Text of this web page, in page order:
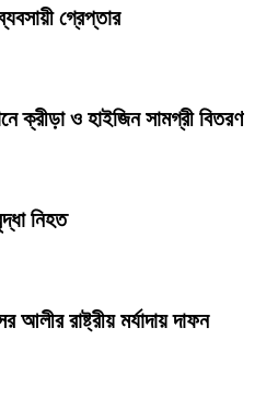
গ্রেপ্তার
ক্রীড়া ও হাইজিন সামগ্রী বিতরণ
নিহত
আলীর রাষ্ট্রীয় মর্যাদায় দাফন